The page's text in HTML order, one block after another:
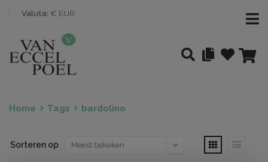
Valuta: € EUR
Home Tags bardolino
Sorteren op